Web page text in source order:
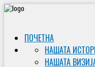
ПОЧЕТНА
НАШАТА
НАШАТА